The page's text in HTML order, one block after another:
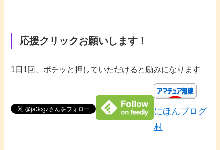
応援クリックお願いします！
1日1回、ポチッと押していただけると励みになります
にほんブログ
村